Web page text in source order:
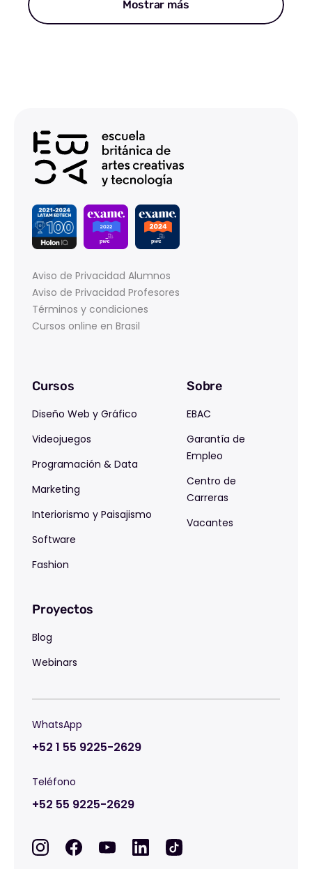
Mostrar más
Aviso de Privacidad Alumnos
Aviso de Privacidad Profesores
Términos y condiciones
Cursos online en Brasil
Cursos
Diseño Web y Gráfico
Videojuegos
Programación & Data
Marketing
Interiorismo y Paisajismo
Software
Fashion
Sobre
EBAC
Garantía de
Empleo
Centro de
Carreras
Vacantes
Proyectos
Blog
Webinars
WhatsApp
+52 1 55 9225-2629
Teléfono
+52 55 9225-2629